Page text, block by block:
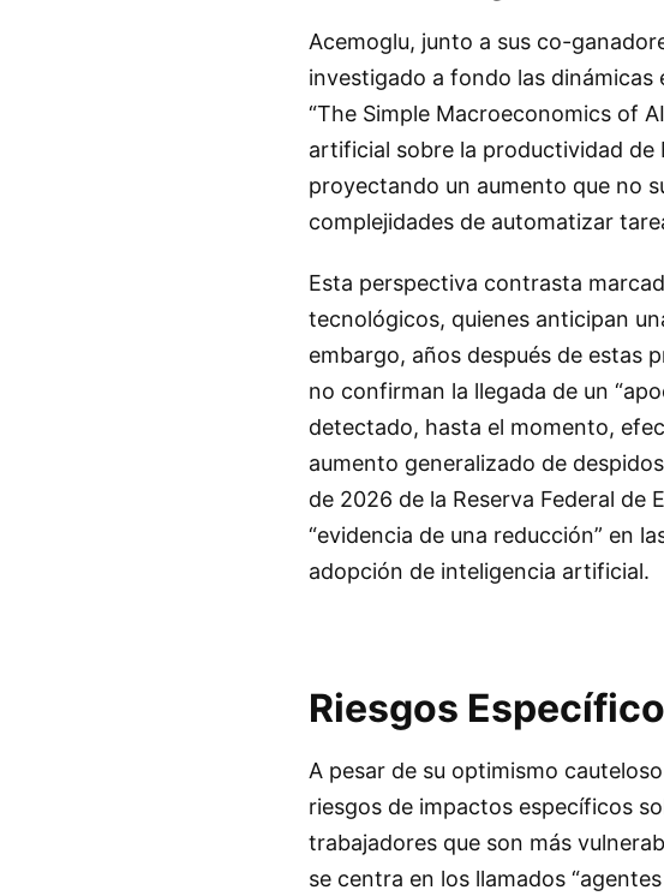
Acemoglu, junto a sus co-
investigado a fondo las
“The Simple Macroeconomics of
artificial sobre la productividad de
proyectando un aumento que no
complejidades de automatizar
Esta perspectiva contrasta
tecnológicos, quienes anticipan
embargo, años después de estas
no confirman la llegada de un
detectado, hasta el momento,
aumento generalizado de
de 2026 de la Reserva Federal de
“evidencia de una reducción” en
adopción de inteligencia artificial.
Riesgos
A pesar de su optimismo
riesgos de impactos específicos
trabajadores que son más
se centra en los llamados